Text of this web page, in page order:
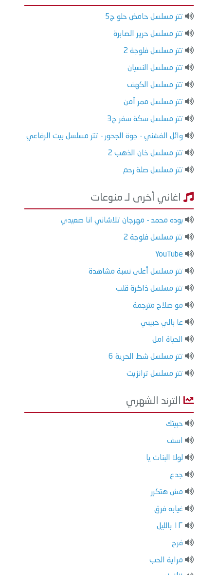
تتر مسلسل حامض حلو ج5
تتر مسلسل حرير الصابرة
تتر مسلسل فلوجة 2
تتر مسلسل النسيان
تتر مسلسل الكهف
تتر مسلسل ممر آمن
تتر مسلسل سكة سفر ج3
وائل الفشني - جوة الجحور - تتر مسلسل بيت الرفاعي
تتر مسلسل خان الذهب 2
تتر مسلسل صلة رحم
اغاني أخرى لـ منوعات
بوده محمد - مهرجان تلاشاني انا صعيدي
تتر مسلسل فلوجة 2
YouTube
تتر مسلسل أعلى نسبة مشاهدة
تتر مسلسل ذاكرة قلب
مو صلاح مترجمة
عا بالي حبيبي
الحياة امل
تتر مسلسل شط الحرية 6
تتر مسلسل ترانزيت
الترند الشهري
حبيتك
اسف
لولا البنات يا
جدع
مش هتكرر
غيابه فرق
١٢ بالليل
فرح
مراية الحب